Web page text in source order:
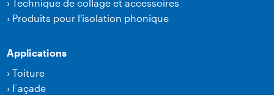
›Technique de collage et accessoires
› Produits pour l'isolation phonique
Applications
›Toiture
› Façade